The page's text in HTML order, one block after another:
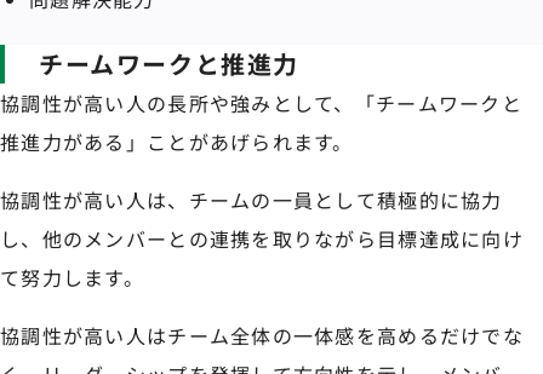
チームワークと推進力
協調性が高い人の長所や強みとして、「チームワークと
推進力がある」ことがあげられます。
協調性が高い人は、チームの一員として積極的に協力
し、他のメンバーとの連携を取りながら目標達成に向け
て努力します。
協調性が高い人はチーム全体の一体感を高めるだけでな